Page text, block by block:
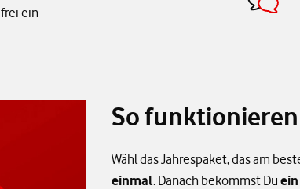
frei ein
So
Wähl das Jahrespaket, das am
einmal. Danach bekommst Du